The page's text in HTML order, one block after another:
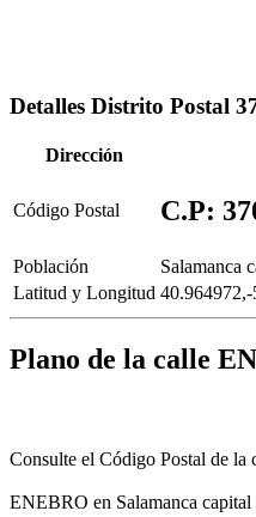
Detalles Distrito Postal
Dirección
Código Postal C.P:
Población
Salamanca
Latitud y Longitud
Plano de la calle
Consulte el Código Postal de la
ENEBRO en Salamanca capital